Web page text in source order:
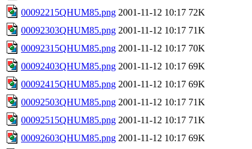
00092215QHUM85.png 2001-11-12 10:17 72K
00092303QHUM85.png 2001-11-12 10:17 71K
00092315QHUM85.png 2001-11-12 10:17 70K
00092403QHUM85.png 2001-11-12 10:17 69K
00092415QHUM85.png 2001-11-12 10:17 69K
00092503QHUM85.png 2001-11-12 10:17 71K
00092515QHUM85.png 2001-11-12 10:17 71K
00092603QHUM85.png 2001-11-12 10:17 69K